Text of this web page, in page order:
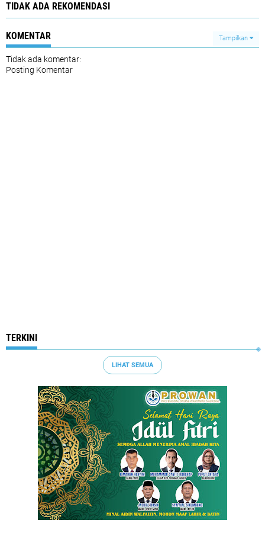
TIDAK ADA REKOMENDASI
KOMENTAR Tampilkan
Tidak ada komentar:
Posting Komentar
TERKINI
LIHAT SEMUA